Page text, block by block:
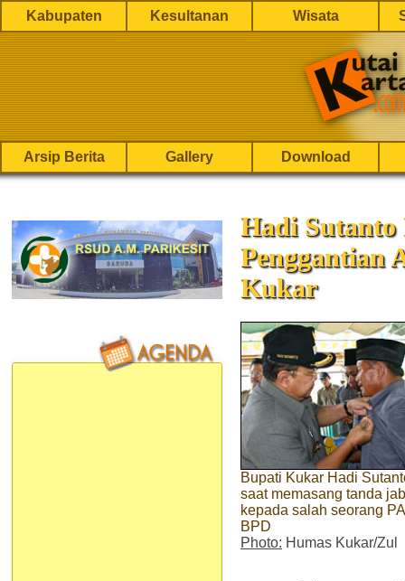
Kabupaten Kesultanan Wisata
Arsip Berita Gallery Download
Hadi
Penggantian
Kukar
Bupati Kukar Hadi
saat memasang tanda
kepada salah seorang
BPD
Photo: Humas Kukar/Zul